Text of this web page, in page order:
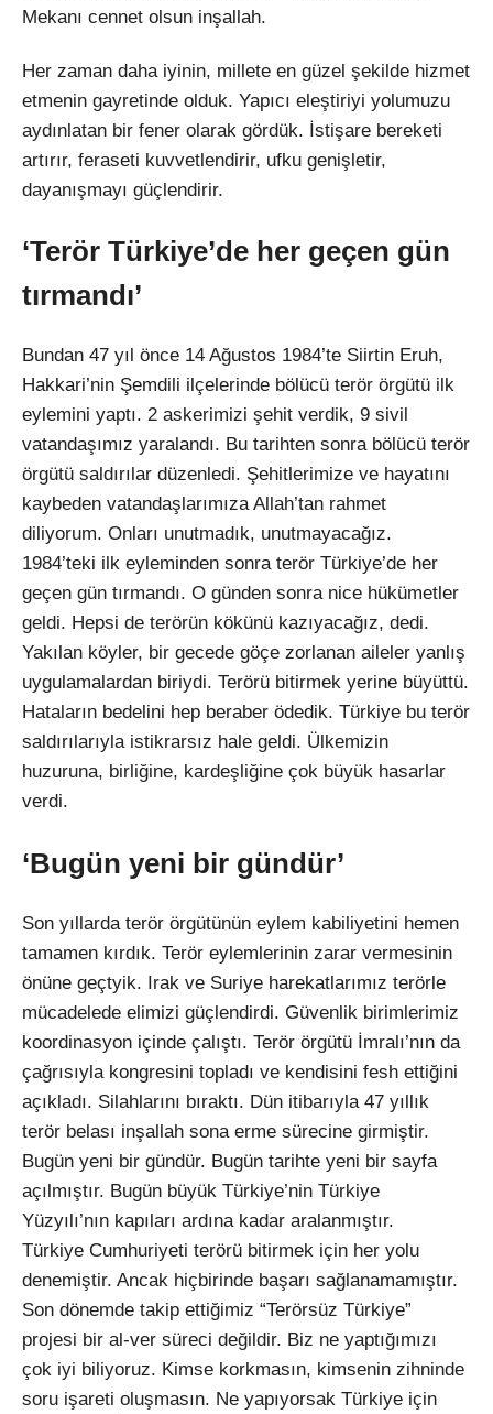
Mekanı cennet olsun inşallah.
Her zaman daha iyinin, millete en güzel şekilde hizmet
etmenin gayretinde olduk. Yapıcı eleştiriyi yolumuzu
aydınlatan bir fener olarak gördük. İstişare bereketi
artırır, feraseti kuvvetlendirir, ufku genişletir,
dayanışmayı güçlendirir.
‘Terör Türkiye’de her geçen gün
tırmandı’
Bundan 47 yıl önce 14 Ağustos 1984’te Siirtin Eruh,
Hakkari’nin Şemdili ilçelerinde bölücü terör örgütü ilk
eylemini yaptı. 2 askerimizi şehit verdik, 9 sivil
vatandaşımız yaralandı. Bu tarihten sonra bölücü terör
örgütü saldırılar düzenledi. Şehitlerimize ve hayatını
kaybeden vatandaşlarımıza Allah’tan rahmet
diliyorum. Onları unutmadık, unutmayacağız.
1984’teki ilk eyleminden sonra terör Türkiye’de her
geçen gün tırmandı. O günden sonra nice hükümetler
geldi. Hepsi de terörün kökünü kazıyacağız, dedi.
Yakılan köyler, bir gecede göçe zorlanan aileler yanlış
uygulamalardan biriydi. Terörü bitirmek yerine büyüttü.
Hataların bedelini hep beraber ödedik. Türkiye bu terör
saldırılarıyla istikrarsız hale geldi. Ülkemizin
huzuruna, birliğine, kardeşliğine çok büyük hasarlar
verdi.
‘Bugün yeni bir gündür’
Son yıllarda terör örgütünün eylem kabiliyetini hemen
tamamen kırdık. Terör eylemlerinin zarar vermesinin
önüne geçtyik. Irak ve Suriye harekatlarımız terörle
mücadelede elimizi güçlendirdi. Güvenlik birimlerimiz
koordinasyon içinde çalıştı. Terör örgütü İmralı’nın da
çağrısıyla kongresini topladı ve kendisini fesh ettiğini
açıkladı. Silahlarını bıraktı. Dün itibarıyla 47 yıllık
terör belası inşallah sona erme sürecine girmiştir.
Bugün yeni bir gündür. Bugün tarihte yeni bir sayfa
açılmıştır. Bugün büyük Türkiye’nin Türkiye
Yüzyılı’nın kapıları ardına kadar aralanmıştır.
Türkiye Cumhuriyeti terörü bitirmek için her yolu
denemiştir. Ancak hiçbirinde başarı sağlanamamıştır.
Son dönemde takip ettiğimiz “Terörsüz Türkiye”
projesi bir al-ver süreci değildir. Biz ne yaptığımızı
çok iyi biliyoruz. Kimse korkmasın, kimsenin zihninde
soru işareti oluşmasın. Ne yapıyorsak Türkiye için